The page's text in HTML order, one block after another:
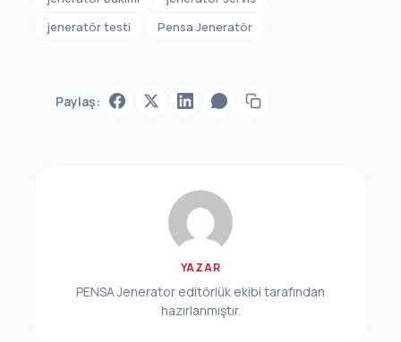
jeneratör testi
Pensa Jeneratör
Paylaş:
YAZAR
PENSA Jenerator editörlük ekibi tarafından
hazırlanmıştır.